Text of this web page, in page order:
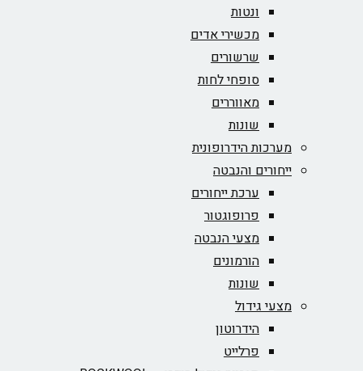
ונטות
מכשירי אדים
שרשורים
סופחי לחות
מאווררים
שונות
מערכות הידרופונית
ייחורים והנבטה
ערכת ייחורים
פרופוגטור
מצעי הנבטה
הורמונים
שונות
מצעי גידול
הידרוטון
פרלייט